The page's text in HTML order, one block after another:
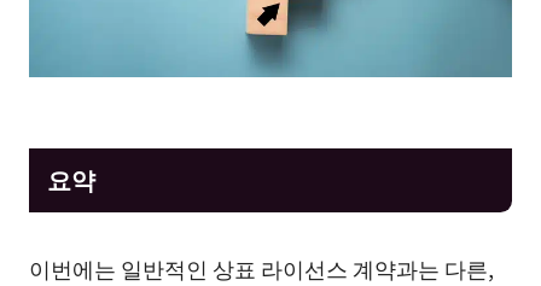
요약
이번에는 일반적인 상표 라이선스 계약과는 다른,